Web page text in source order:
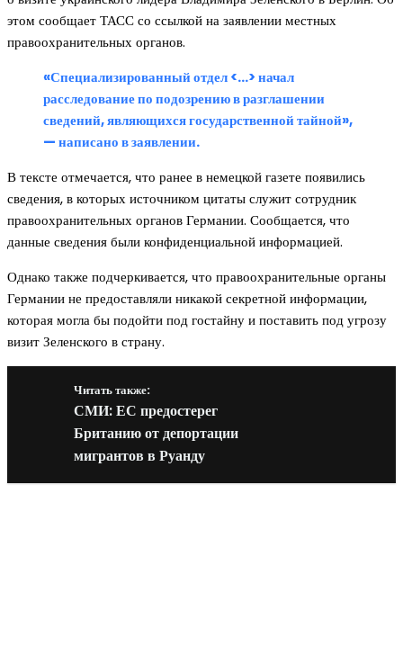
этом сообщает ТАСС со ссылкой на заявлении местных
правоохранительных органов.
«Специализированный отдел <…> начал
расследование по подозрению в разглашении
сведений, являющихся государственной тайной»,
— написано в заявлении.
В тексте отмечается, что ранее в немецкой газете появились
сведения, в которых источником цитаты служит сотрудник
правоохранительных органов Германии. Сообщается, что
данные сведения были конфиденциальной информацией.
Однако также подчеркивается, что правоохранительные органы
Германии не предоставляли никакой секретной информации,
которая могла бы подойти под гостайну и поставить под угрозу
визит Зеленского в страну.
Читать также:
СМИ: ЕС предостерег
Британию от депортации
мигрантов в Руанду